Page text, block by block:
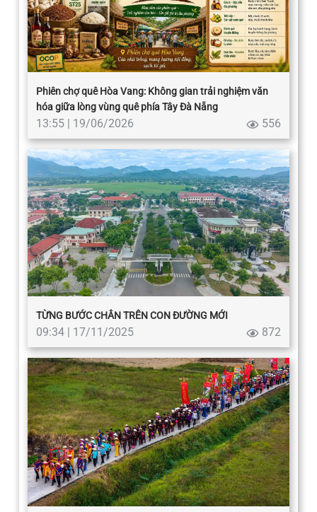
Phiên chợ quê Hòa Vang: Không gian trải nghiệm văn
hóa giữa lòng vùng quê phía Tây Đà Nẵng
13:55 | 19/06/2026 556
TỪNG BƯỚC CHÂN TRÊN CON ĐƯỜNG MỚI
09:34 | 17/11/2025 872